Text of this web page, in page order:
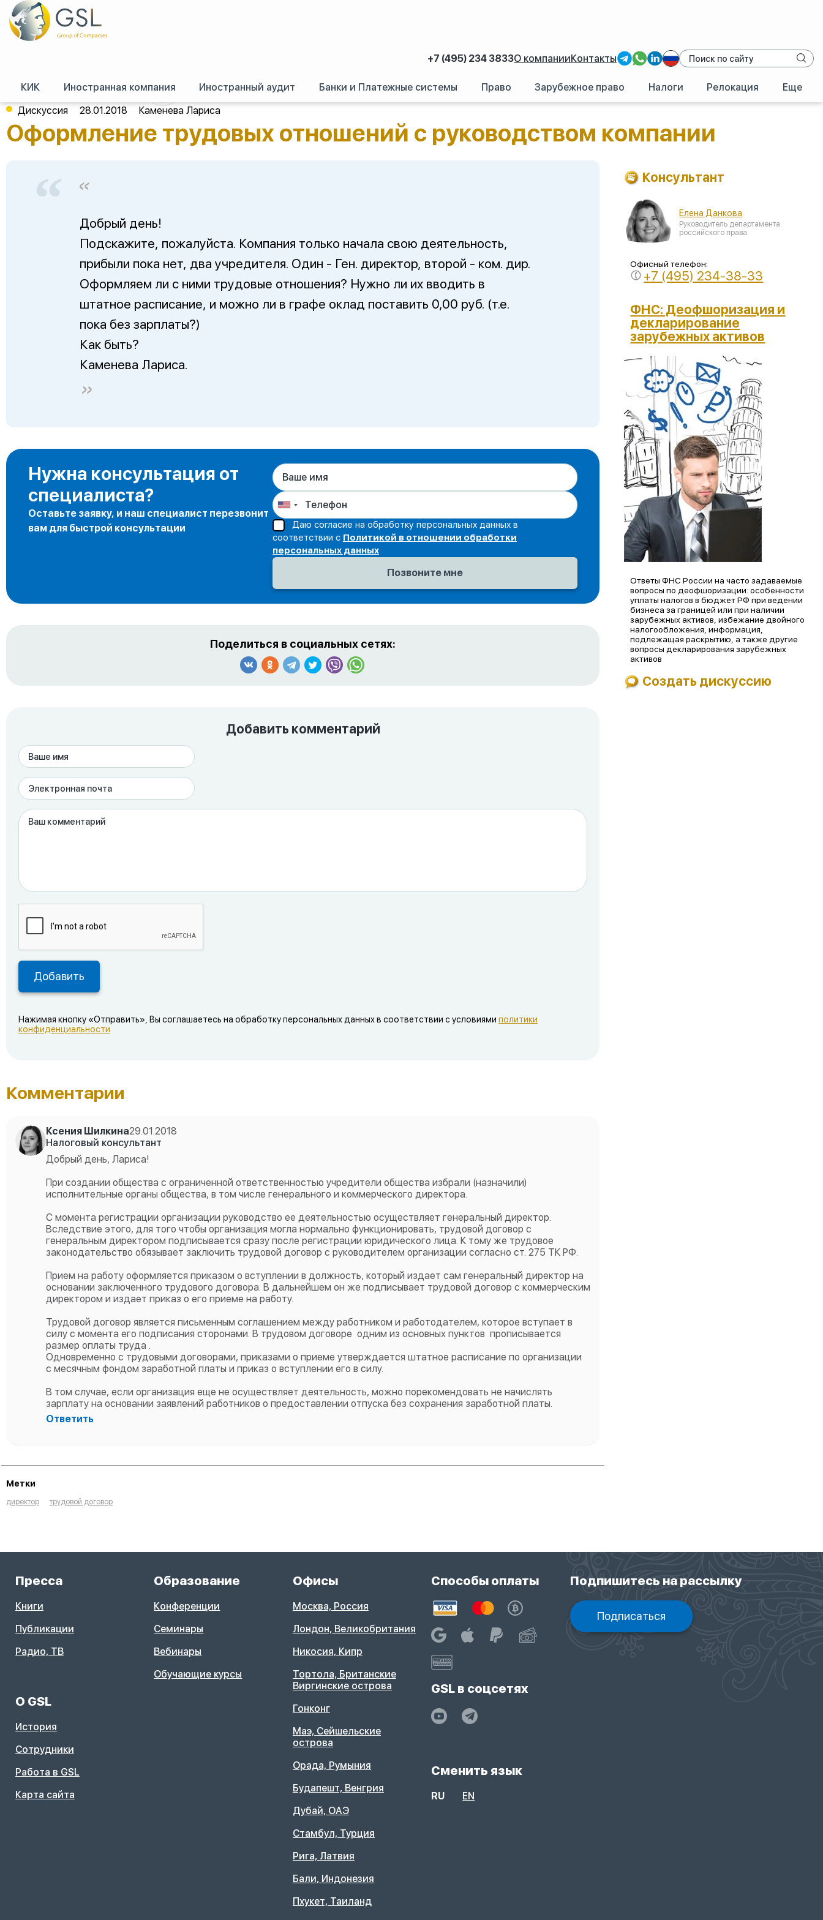
+7 (495) 234 3833О компанииКонтакты
КИК Иностранная компания Иностранный аудит Банки и Платежные системы Право Зарубежное право Налоги Релокация Еще
GSL/Форум (российское право) /Трудовое право Оформление трудовых отношений с руководством компании
Дискуссия 28.01.2018 Каменева Лариса
Оформление трудовых отношений с руководством компании
Добрый день!
Подскажите, пожалуйста. Компания только начала свою деятельность,
прибыли пока нет, два учредителя. Один - Ген. директор, второй - ком. дир.
Оформляем ли с ними трудовые отношения? Нужно ли их вводить в
штатное расписание, и можно ли в графе оклад поставить 0,00 руб. (т.е.
пока без зарплаты?)
Как быть?
Каменева Лариса.
Нужна консультация от
специалиста?
Оставьте заявку, и наш специалист перезвонит
вам для быстрой консультации
Даю согласие на обработку персональных данных в
соответствии с Политикой в отношении обработки
персональных данных
Поделиться в социальных сетях:
Добавить комментарий
Нажимая кнопку «Отправить», Вы соглашаетесь на обработку персональных данных в соответствии с условиями политики
конфиденциальности
Комментарии
Ксения Шилкина29.01.2018
Налоговый консультант
Добрый день, Лариса!
При создании общества с ограниченной ответственностью учредители общества избрали (назначили)
исполнительные органы общества, в том числе генерального и коммерческого директора.
С момента регистрации организации руководство ее деятельностью осуществляет генеральный директор.
Вследствие этого, для того чтобы организация могла нормально функционировать, трудовой договор с
генеральным директором подписывается сразу после регистрации юридического лица. К тому же трудовое
законодательство обязывает заключить трудовой договор с руководителем организации согласно ст. 275 ТК РФ.
Прием на работу оформляется приказом о вступлении в должность, который издает сам генеральный директор на
основании заключенного трудового договора. В дальнейшем он же подписывает трудовой договор с коммерческим
директором и издает приказ о его приеме на работу.
Трудовой договор является письменным соглашением между работником и работодателем, которое вступает в
силу с момента его подписания сторонами. В трудовом договоре одним из основных пунктов прописывается
размер оплаты труда .
Одновременно с трудовыми договорами, приказами о приеме утверждается штатное расписание по организации
с месячным фондом заработной платы и приказ о вступлении его в силу.
В том случае, если организация еще не осуществляет деятельность, можно порекомендовать не начислять
зарплату на основании заявлений работников о предоставлении отпуска без сохранения заработной платы.
Ответить
Метки
директор трудовой договор
Консультант
Елена Данкова
Руководитель департамента
российского права
Офисный телефон:
+7 (495) 234-38-33
ФНС: Деофшоризация и
декларирование
зарубежных активов
Ответы ФНС России на часто задаваемые
вопросы по деофшоризации: особенности
уплаты налогов в бюджет РФ при ведении
бизнеса за границей или при наличии
зарубежных активов, избежание двойного
налогообложения, информация,
подлежащая раскрытию, а также другие
вопросы декларирования зарубежных
активов
Создать дискуссию
О GSL
История
Сотрудники
Работа в GSL
Карта сайта
Пресса
Книги
Публикации
Радио, ТВ
Образование
Конференции
Семинары
Вебинары
Обучающие курсы
Офисы
Москва, Россия
Лондон, Великобритания
Никосия, Кипр
Тортола, Британские
Виргинские острова
Гонконг
Маэ, Сейшельские
острова
Орада, Румыния
Будапешт, Венгрия
Дубай, ОАЭ
Стамбул, Турция
Рига, Латвия
Бали, Индонезия
Пхукет, Таиланд
Способы оплаты
GSL в соцсетях
Сменить язык
RU EN
Подпишитесь на рассылку
Подписаться